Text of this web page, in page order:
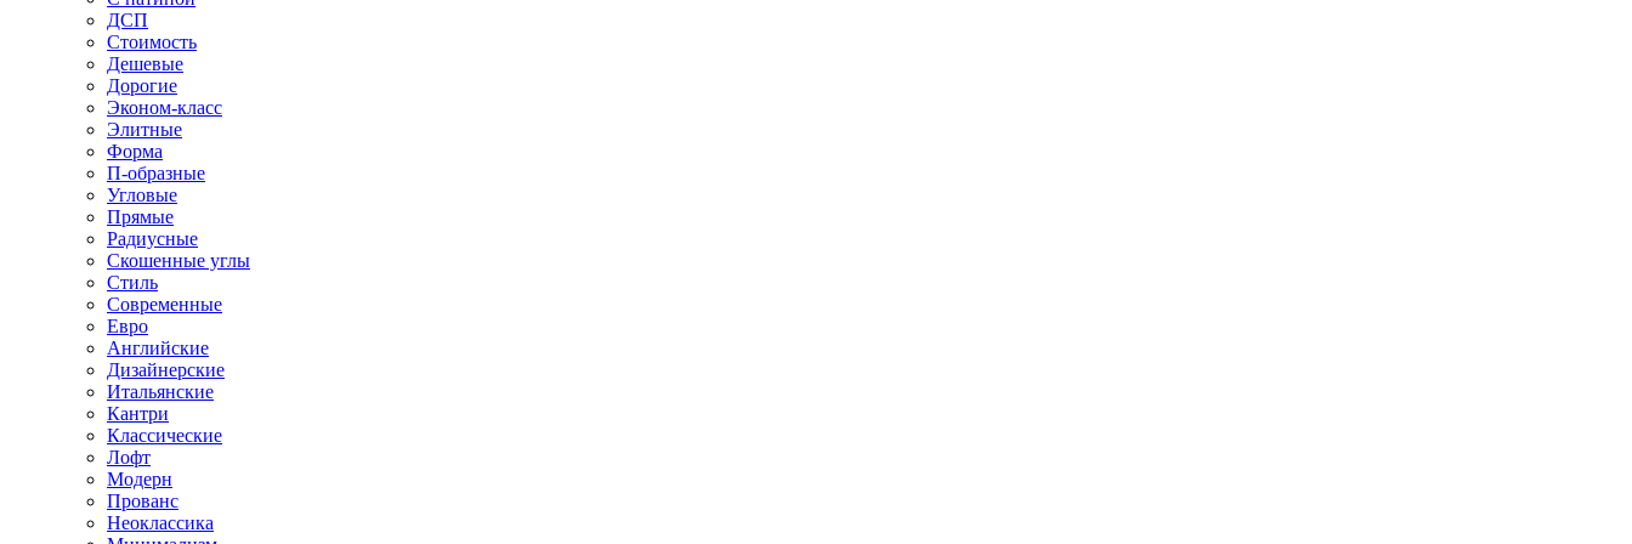
ДСП
Стоимость
Дешевые
Дорогие
Эконом-класс
Элитные
Форма
П-образные
Угловые
Прямые
Радиусные
Скошенные углы
Стиль
Современные
Евро
Английские
Дизайнерские
Итальянские
Кантри
Классические
Лофт
Модерн
Прованс
Неоклассика